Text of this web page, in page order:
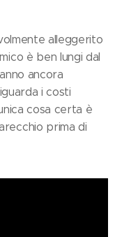
alleggerito
è ben lungi dal
ancora
i costi
cosa certa è
prima di